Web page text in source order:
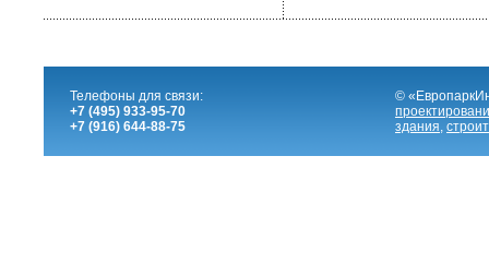
Телефоны для связи:
+7 (495) 933-95-70
+7 (916) 644-88-75
©
здания,